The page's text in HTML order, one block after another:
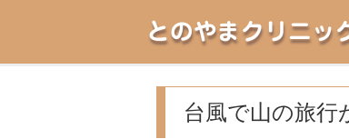
とのやまクリニッ
台風で山の旅行